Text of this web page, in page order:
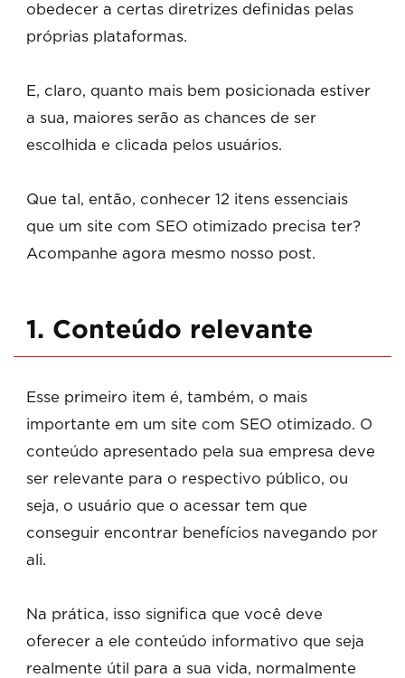
obedecer a certas diretrizes definidas pelas
próprias plataformas.
E, claro, quanto mais bem posicionada estiver
a sua, maiores serão as chances de ser
escolhida e clicada pelos usuários.
Que tal, então, conhecer 12 itens essenciais
que um site com SEO otimizado precisa ter?
Acompanhe agora mesmo nosso post.
1. Conteúdo relevante
Esse primeiro item é, também, o mais
importante em um site com SEO otimizado. O
conteúdo apresentado pela sua empresa deve
ser relevante para o respectivo público, ou
seja, o usuário que o acessar tem que
conseguir encontrar benefícios navegando por
ali.
Na prática, isso significa que você deve
oferecer a ele conteúdo informativo que seja
realmente útil para a sua vida, normalmente